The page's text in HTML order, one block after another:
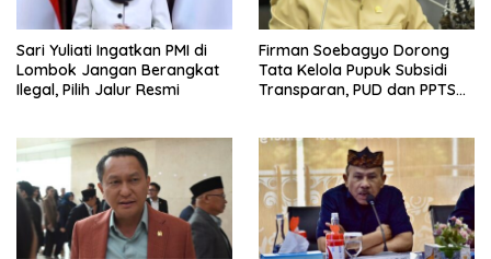
Sari Yuliati Ingatkan PMI di
Lombok Jangan Berangkat
Ilegal, Pilih Jalur Resmi
Firman Soebagyo Dorong
Tata Kelola Pupuk Subsidi
Transparan, PUD dan PPTS